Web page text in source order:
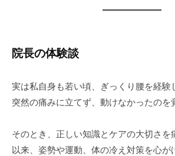
院長の体験談
実は私自身も若い頃、ぎっくり腰を経験
突然の痛みに立てず、動けなかったのを
そのとき、正しい知識とケアの大切さを
以来、姿勢や運動、体の冷え対策を心が